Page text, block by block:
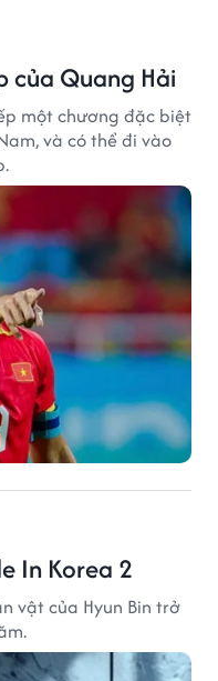
của Quang Hải
một chương đặc biệt
và có thể đi vào
In Korea 2
vật của Hyun Bin trở